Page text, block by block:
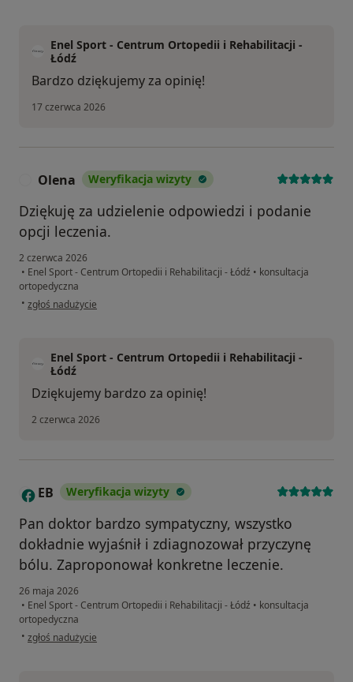
Enel Sport - Centrum Ortopedii i Rehabilitacji -
Łódź
Bardzo dziękujemy za opinię!
17 czerwca 2026
Olena Weryfikacja wizyty
Dziękuję za udzielenie odpowiedzi i podanie
opcji leczenia.
2 czerwca 2026
• Enel Sport - Centrum Ortopedii i Rehabilitacji - Łódź • konsultacja
ortopedyczna
• w opinii użytkownika Olena
zgłoś nadużycie
Enel Sport - Centrum Ortopedii i Rehabilitacji -
Łódź
Dziękujemy bardzo za opinię!
2 czerwca 2026
E EB Weryfikacja wizyty
Pan doktor bardzo sympatyczny, wszystko
dokładnie wyjaśnił i zdiagnozował przyczynę
bólu. Zaproponował konkretne leczenie.
26 maja 2026
• Enel Sport - Centrum Ortopedii i Rehabilitacji - Łódź • konsultacja
ortopedyczna
• w opinii użytkownika EB
zgłoś nadużycie